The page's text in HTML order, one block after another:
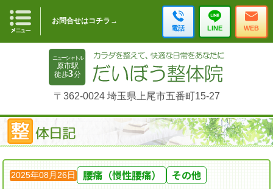
お問合せはコチラ→
電話 LINE WEB
〒362-0024 埼玉県上尾市五番町15-27
2025年08月26日 腰痛（慢性腰痛） その他